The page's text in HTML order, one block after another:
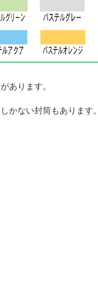
あります。
しかない封筒もあります。